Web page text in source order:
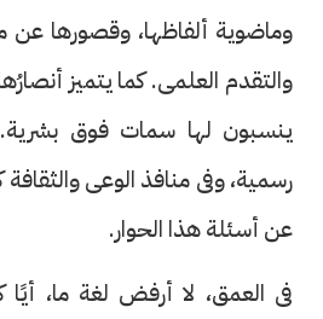
وماضوية ألفاظها، وقصورها عن
والتقدم العلمى. كما يتميز
ينسبون لها سمات فوق
رسمية، وفى منافذ الوعى والثقافة
عن أسئلة هذا الحوار.
فى العمق، لا أرفض لغة ما،